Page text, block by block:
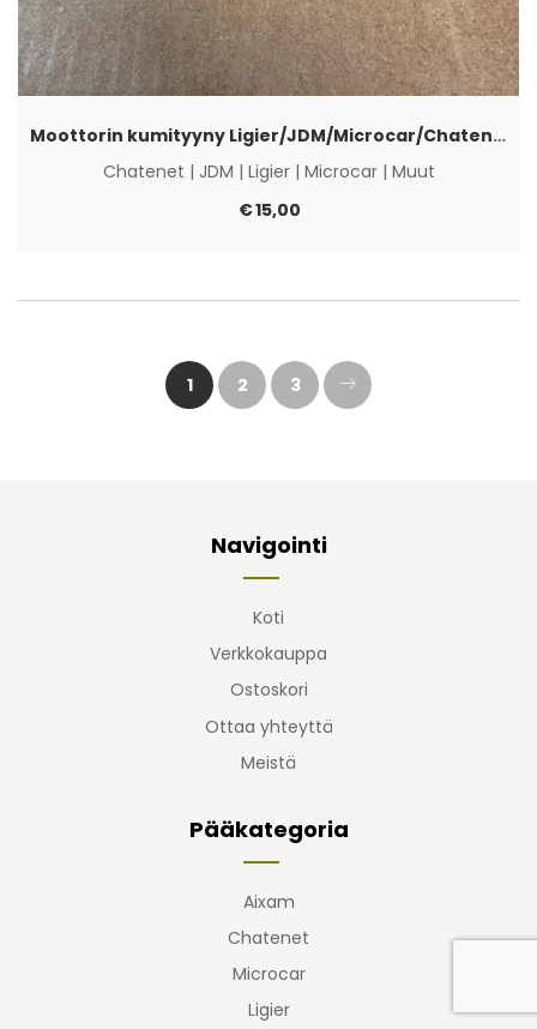
Moottorin kumityyny Ligier/JDM/Microcar/Chatenet CH26
Chatenet | JDM | Ligier| Microcar| Muut
€15,00
1 2 3
Navigointi
Koti
Verkkokauppa
Ostoskori
Ottaa yhteyttä
Meistä
Pääkategoria
Aixam
Chatenet
Microcar
Ligier